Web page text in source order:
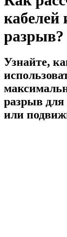
кабелей
разрыв?
Узнайте,
разрыв
или